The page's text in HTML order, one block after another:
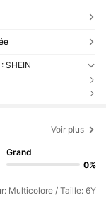
SHEIN
Voir plus
Grand
0%
Multicolore / Taille: 6Y